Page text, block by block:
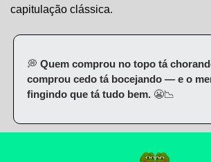
capitulação clássica.
💭 Quem comprou no topo tá
comprou cedo tá bocejando — e o
fingindo que tá tudo bem. 😬📉